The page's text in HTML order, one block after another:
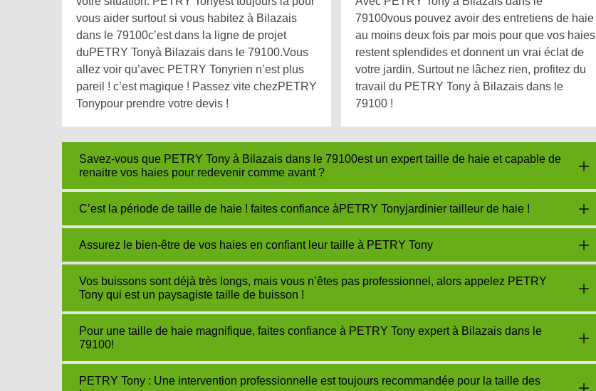
vous aider surtout si vous habitez à Bilazais
dans le 79100c’est dans la ligne de projet
duPETRY Tonyà Bilazais dans le 79100.Vous
allez voir qu’avec PETRY Tonyrien n’est plus
pareil ! c’est magique ! Passez vite chezPETRY
Tonypour prendre votre devis !
79100vous pouvez avoir des entretiens de haie
au moins deux fois par mois pour que vos haies
restent splendides et donnent un vrai éclat de
votre jardin. Surtout ne lâchez rien, profitez du
travail du PETRY Tony à Bilazais dans le
79100 !
Savez-vous que PETRY Tony à Bilazais dans le 79100est un expert taille de haie et capable de
renaitre vos haies pour redevenir comme avant ?
C’est la période de taille de haie ! faites confiance àPETRY Tonyjardinier tailleur de haie !
Assurez le bien-être de vos haies en confiant leur taille à PETRY Tony
Vos buissons sont déjà très longs, mais vous n’êtes pas professionnel, alors appelez PETRY
Tony qui est un paysagiste taille de buisson !
Pour une taille de haie magnifique, faites confiance à PETRY Tony expert à Bilazais dans le
79100!
PETRY Tony : Une intervention professionnelle est toujours recommandée pour la taille des